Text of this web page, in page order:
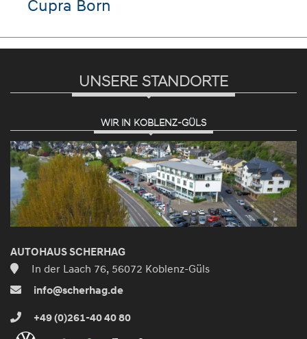
Cupra Born
UNSERE STANDORTE
WIR IN KOBLENZ-GÜLS
AUTOHAUS SCHERHAG
In der Laach 76, 56072 Koblenz-Güls
info@scherhag.de
+49 (0)261-40 40 80